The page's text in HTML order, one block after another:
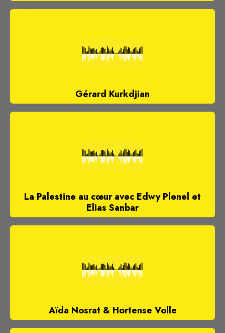
Gérard Kurkdjian
La Palestine au cœur avec Edwy Plenel et
Elias Sanbar
Aïda Nosrat & Hortense Volle